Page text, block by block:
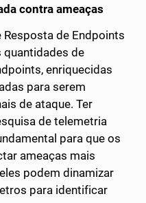
contra ameaças
Resposta de Endpoints
quantidades de
enriquecidas
para serem
de ataque. Ter
de telemetria
para que os
ameaças mais
podem dinamizar
para identificar